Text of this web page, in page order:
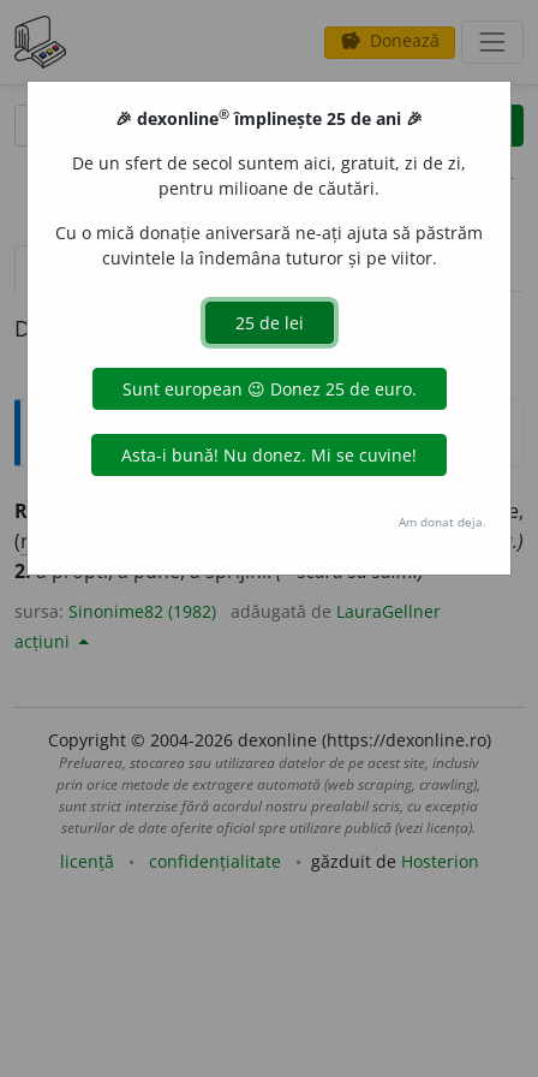
savings Donează
clear
opțiuni
definiții (1)
Definiția cu ID-ul 1029476:
Sinonime
REZEM
a (se) propti, a (se) sprijini, a (se) susține,
(reg.
(Se ~ de zid ca să nu cadă.)
2.a propti, a pune, a sprijini.(~ scara să suim.)
sursa: Sinonime82 (1982) adăugată de LauraGellner
acțiuni
Copyright © 2004-2026 dexonline (https://dexonline.ro)
Preluarea, stocarea sau utilizarea datelor de pe acest site, inclusiv
prin orice metode de extragere automată (web scraping, crawling),
sunt strict interzise fără acordul nostru prealabil scris, cu excepția
seturilor de date oferite oficial spre utilizare publică (vezi licența).
licență confidențialitate găzduit de Hosterion
🎉 dexonline® împlinește 25 de ani 🎉
De un sfert de secol suntem aici, gratuit, zi de zi,
pentru milioane de căutări.
Cu o mică donație aniversară ne-ați ajuta să păstrăm
cuvintele la îndemâna tuturor și pe viitor.
Am donat deja.